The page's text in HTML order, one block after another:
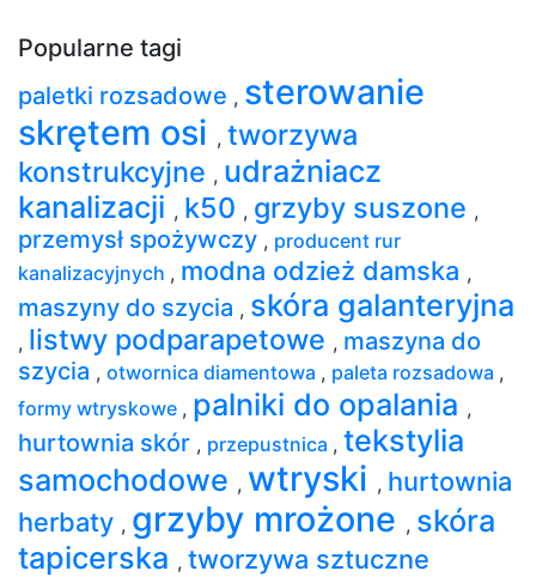
Popularne tagi
paletki rozsadowe , sterowanie
skrętem osi , tworzywa
konstrukcyjne , udrażniacz
kanalizacji , k50 , grzyby suszone ,
przemysł spożywczy , producent rur
kanalizacyjnych , modna odzież damska ,
maszyny do szycia , skóra galanteryjna
, listwy podparapetowe , maszyna do
szycia , otwornica diamentowa , paleta rozsadowa ,
formy wtryskowe , palniki do opalania ,
hurtownia skór , przepustnica , tekstylia
samochodowe , wtryski , hurtownia
herbaty , grzyby mrożone , skóra
tapicerska , tworzywa sztuczne